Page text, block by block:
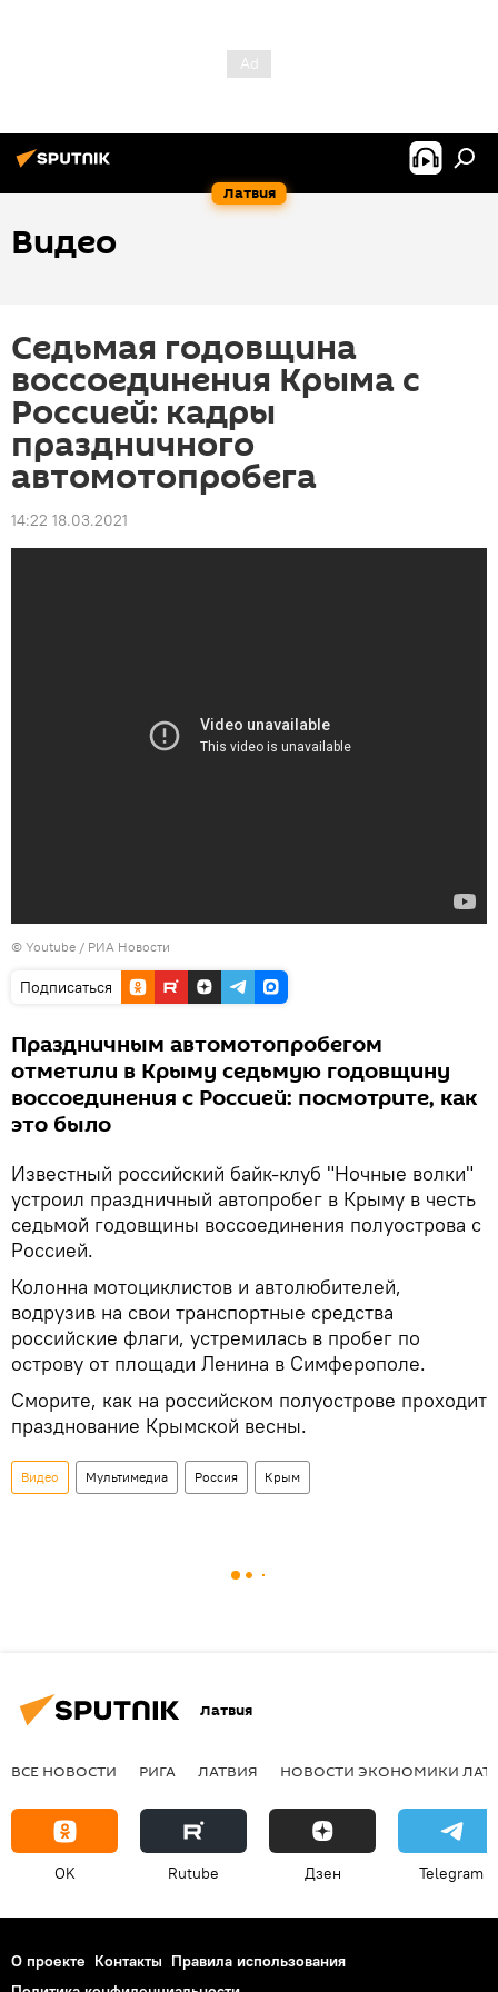
Латвия
Видео
Седьмая годовщина
воссоединения Крыма с
Россией: кадры
праздничного
автомотопробега
14:22 18.03.2021
© Youtube / РИА Новости
Подписаться
Праздничным автомотопробегом
отметили в Крыму седьмую годовщину
воссоединения с Россией: посмотрите, как
это было
Известный российский байк-клуб "Ночные волки"
устроил праздничный автопробег в Крыму в честь
седьмой годовщины воссоединения полуострова с
Россией.
Колонна мотоциклистов и автолюбителей,
водрузив на свои транспортные средства
российские флаги, устремилась в пробег по
острову от площади Ленина в Симферополе.
Сморите, как на российском полуострове проходит
празднование Крымской весны.
Видео Мультимедиа Россия Крым
Латвия
ВСЕ НОВОСТИ РИГА ЛАТВИЯ НОВОСТИ ЭКОНОМИКИ
OK Rutube Дзен Telegram
О проекте Контакты Правила использования